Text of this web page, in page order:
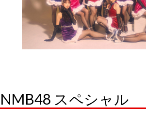
NMB48 スペシャル